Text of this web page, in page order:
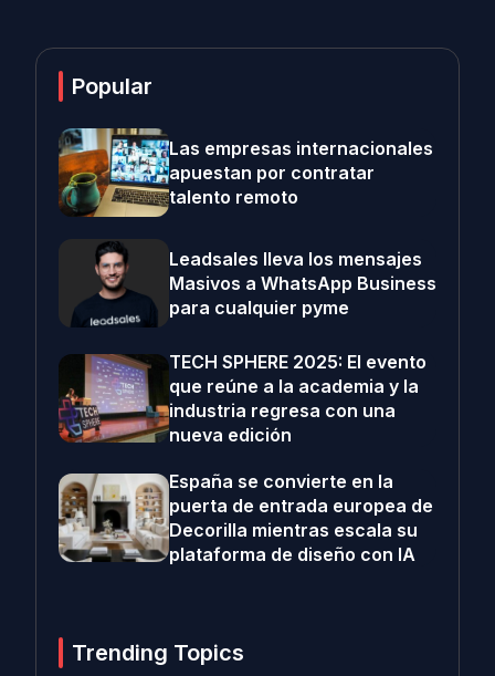
Popular
Las empresas internacionales
apuestan por contratar
talento remoto
Leadsales lleva los mensajes
Masivos a WhatsApp Business
para cualquier pyme
TECH SPHERE 2025: El evento
que reúne a la academia y la
industria regresa con una
nueva edición
España se convierte en la
puerta de entrada europea de
Decorilla mientras escala su
plataforma de diseño con IA
Trending Topics